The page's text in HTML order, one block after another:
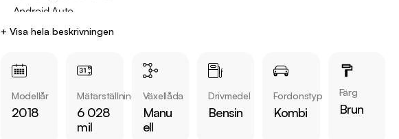
  - Farthållare
Jämför denna bil med någon av våra andra Ford Focus i lager. Se våra bilar på
https://www.riddermarkbil.se/kopa-bil/?series=focus
+ Visa hela beskrivningen
Modellår
2018
Mätarställning
6 028
mil
Växellåda
Manu
ell
Drivmedel
Bensin
Fordonstyp
Kombi
Färg
Brun